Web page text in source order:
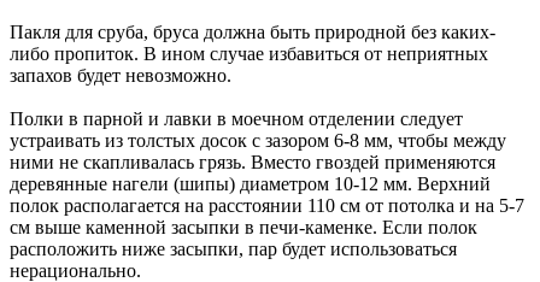
Пакля для сруба, бруса должна быть природной без каких-
либо пропиток. В ином случае избавиться от неприятных
запахов будет невозможно.
Полки в парной и лавки в моечном отделении следует
устраивать из толстых досок с зазором 6-8 мм, чтобы между
ними не скапливалась грязь. Вместо гвоздей применяются
деревянные нагели (шипы) диаметром 10-12 мм. Верхний
полок располагается на расстоянии 110 см от потолка и на 5-7
см выше каменной засыпки в печи-каменке. Если полок
расположить ниже засыпки, пар будет использоваться
нерационально.